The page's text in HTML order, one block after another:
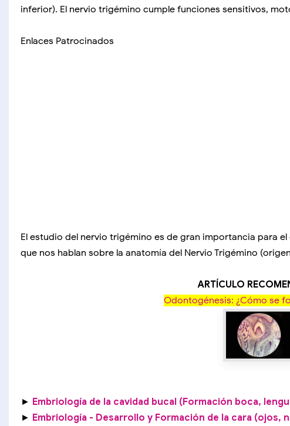
inferior). El nervio trigémino cumple funciones sensitivos,
Enlaces Patrocinados
El estudio del nervio trigémino es de gran importancia para
que nos hablan sobre la anatomía del Nervio Trigémino
ARTÍCULO
Odontogénesis: ¿Cómo se
► Embriología de la cavidad bucal (Formación boca,
► Embriología - Desarrollo y Formación de la cara (ojos,